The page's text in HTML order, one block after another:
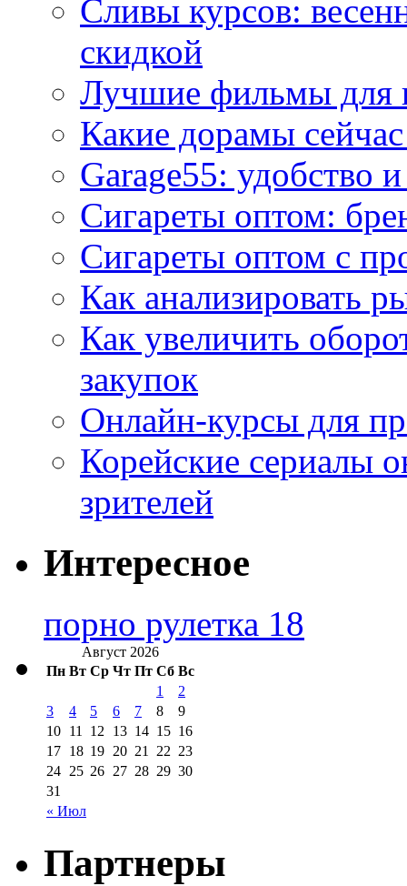
Сливы курсов:
скидкой
Лучшие фильмы для
Какие дорамы
Garage55: удобство
Сигареты оптом:
Сигареты оптом с
Как анализировать
Как увеличить
закупок
Онлайн-курсы для
Корейские сериалы
зрителей
Интересное
порно рулетка 18
Август 2026
Пн Вт Ср Чт Пт Сб Вс
« Июл
1
2
3
4 5 6 7 8
9
10 11 12 13 14 15 16
17 18 19 20 21 22 23
24 25 26 27 28 29 30
31
Партнеры